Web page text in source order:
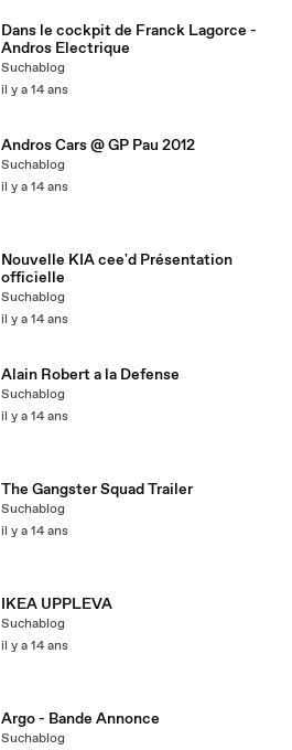
Dans le cockpit de Franck Lagorce -
Andros Electrique
Suchablog
il y a 14 ans
Andros Cars @ GP Pau 2012
Suchablog
il y a 14 ans
Nouvelle KIA cee'd Présentation
officielle
Suchablog
il y a 14 ans
Alain Robert a la Defense
Suchablog
il y a 14 ans
The Gangster Squad Trailer
Suchablog
il y a 14 ans
IKEA UPPLEVA
Suchablog
il y a 14 ans
Argo - Bande Annonce
Suchablog